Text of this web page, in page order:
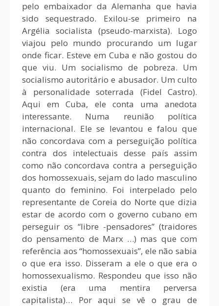
pelo embaixador da Alemanha que havia
sido sequestrado. Exilou-se primeiro na
Argélia socialista (pseudo-marxista). Logo
viajou pelo mundo procurando um lugar
onde ficar. Esteve em Cuba e não gostou do
que viu. Um socialismo de pobreza. Um
socialismo autoritário e abusador. Um culto
à personalidade soterrada (Fidel Castro).
Aqui em Cuba, ele conta uma anedota
interessante. Numa reunião política
internacional. Ele se levantou e falou que
não concordava com a perseguição política
contra dos intelectuais desse país assim
como não concordava contra a perseguição
dos homossexuais, sejam do lado masculino
quanto do feminino. Foi interpelado pelo
representante de Coreia do Norte que dizia
estar de acordo com o governo cubano em
perseguir os “libre -pensadores” (traidores
do pensamento de Marx …) mas que com
referência aos “homossexuais”, ele não sabia
o que era isso. Disseram a ele o que era o
homossexualismo. Respondeu que isso não
existia (era uma mentira perversa
capitalista)… Por aqui se vê o grau de